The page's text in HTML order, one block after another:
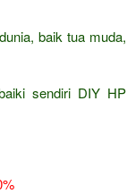
baik tua muda,
sendiri DIY HP